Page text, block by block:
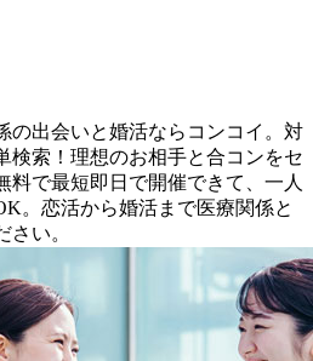
の出会いと婚活ならコンコイ。対
検索！理想のお相手と合コンをセ
料で最短即日で開催できて、一人
。恋活から婚活まで医療関係と
い。